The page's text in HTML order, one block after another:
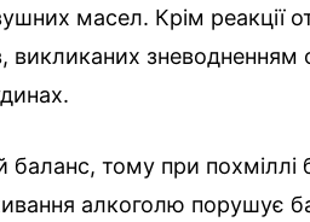
масел. Крім реакції
зневодненням
тому при похміллі
алкоголю порушує